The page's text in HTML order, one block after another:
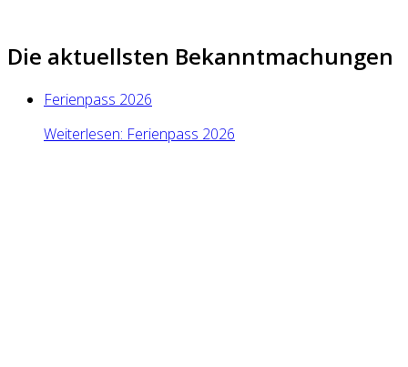
Die aktuellsten Bekanntmachungen
Ferienpass 2026
Weiterlesen: Ferienpass 2026